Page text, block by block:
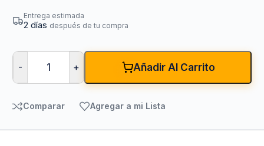
Entrega estimada
2 días después de tu compra
- + Añadir Al Carrito
Comparar Agregar a mi Lista